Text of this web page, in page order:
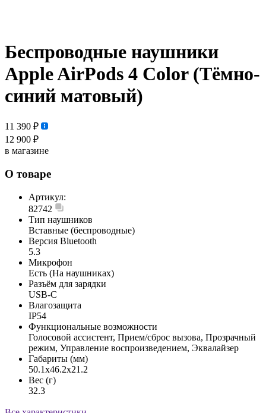
Беспроводные наушники
Apple AirPods 4 Color (Тёмно-
синий матовый)
11 390 ₽
12 900 ₽
в магазине
О товаре
Артикул:
82742
Тип наушников
Вставные (беспроводные)
Версия Bluetooth
5.3
Микрофон
Есть (На наушниках)
Разъём для зарядки
USB-C
Влагозащита
IP54
Функциональные возможности
Голосовой ассистент, Прием/сброс вызова, Прозрачный
режим, Управление воспроизведением, Эквалайзер
Габариты (мм)
50.1x46.2x21.2
Вес (г)
32.3